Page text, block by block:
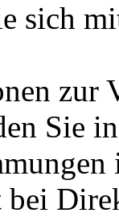
sich
zur
Sie
bei